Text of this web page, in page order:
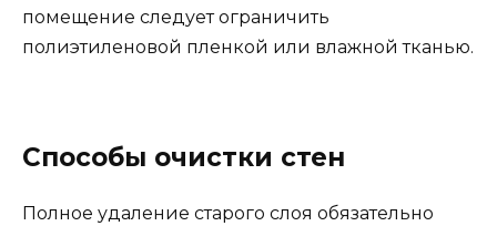
помещение следует ограничить
полиэтиленовой пленкой или влажной тканью.
Способы очистки стен
Полное удаление старого слоя обязательно